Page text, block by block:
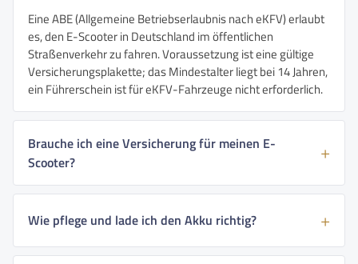
Eine ABE (Allgemeine Betriebserlaubnis nach eKFV) erlaubt
es, den E-Scooter in Deutschland im öffentlichen
Straßenverkehr zu fahren. Voraussetzung ist eine gültige
Versicherungsplakette; das Mindestalter liegt bei 14 Jahren,
ein Führerschein ist für eKFV-Fahrzeuge nicht erforderlich.
Brauche ich eine Versicherung für meinen E-
Scooter?
Wie pflege und lade ich den Akku richtig?